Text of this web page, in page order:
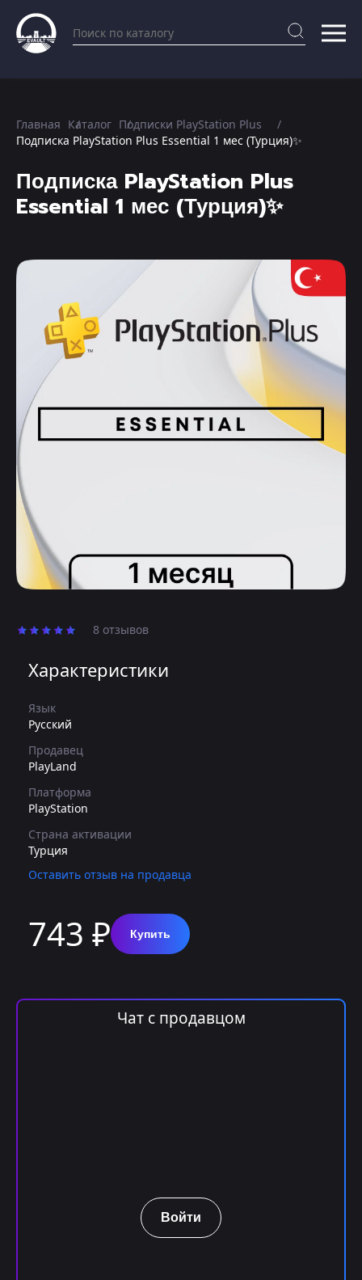
Главная Каталог Подписки PlayStation Plus
Подписка PlayStation Plus Essential 1 мес (Турция)✨
Подписка PlayStation Plus
Essential 1 мес (Турция)✨
8 отзывов
Характеристики
Язык
Русский
Продавец
PlayLand
Платформа
PlayStation
Страна активации
Турция
Оставить отзыв на продавца
743 ₽ Купить
Чат с продавцом
Войти